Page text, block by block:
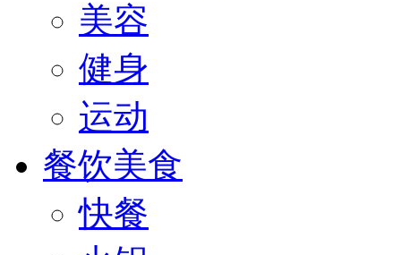
美容
健身
运动
餐饮美食
快餐